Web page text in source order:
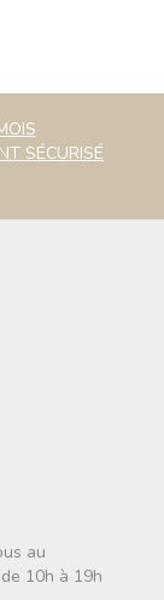
SÉCURISÉ
au
10h à 19h